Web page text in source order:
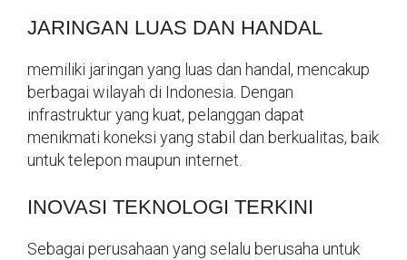
JARINGAN LUAS DAN HANDAL
memiliki jaringan yang luas dan handal, mencakup
berbagai wilayah di Indonesia. Dengan
infrastruktur yang kuat, pelanggan dapat
menikmati koneksi yang stabil dan berkualitas, baik
untuk telepon maupun internet.
INOVASI TEKNOLOGI TERKINI
Sebagai perusahaan yang selalu berusaha untuk